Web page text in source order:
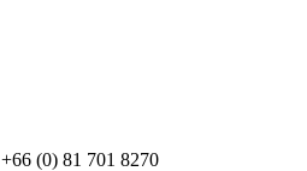
+66 (0) 81 701 8270